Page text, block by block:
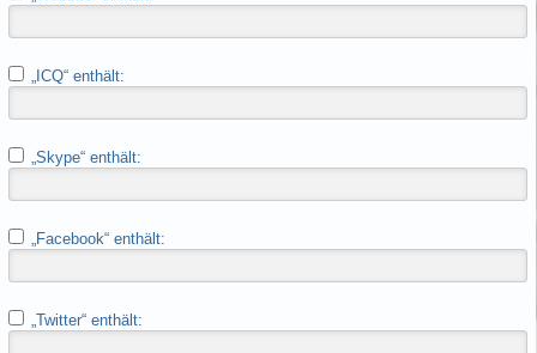
„ICQ“ enthält:
„Skype“ enthält:
„Facebook“ enthält:
„Twitter“ enthält: